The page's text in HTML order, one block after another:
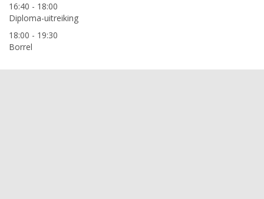
16:40 - 18:00
Diploma-uitreiking
18:00 - 19:30
Borrel